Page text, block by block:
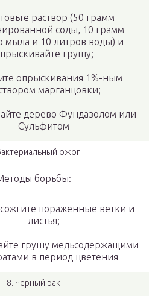
раствор (50 грамм
соды, 10 грамм
мыла и 10 литров воды) и
грушу;
опрыскивания 1%-ным
марганцовки;
дерево Фундазолом или
Сульфитом
ожог
борьбы:
пораженные ветки и
листья;
грушу медьсодержащими
в период цветения
8. Черный рак